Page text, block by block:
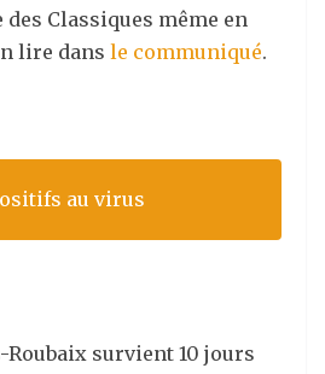
Classiques même en
lire dans le communiqué.
au virus
survient 10 jours